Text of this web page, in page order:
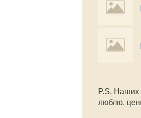
P.S. Наших
люблю,